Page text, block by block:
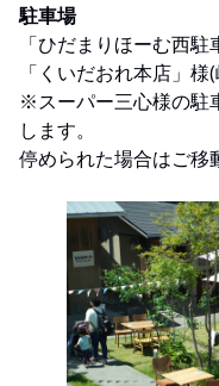
駐車場
「ひだまりほーむ西
「くいだおれ本店」
※スーパー三心様の駐
します。
停められた場合はご移